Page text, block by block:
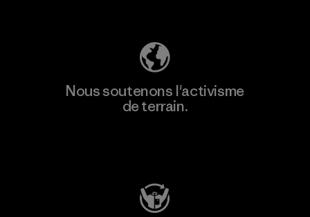
Nous soutenons l'activisme
de terrain.